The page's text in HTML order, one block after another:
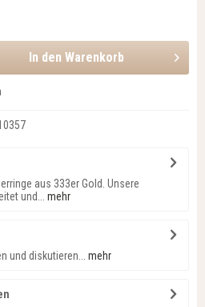
In den Warenkorb
aus 333er Gold. Unsere
und...
mehr
und diskutieren...
mehr